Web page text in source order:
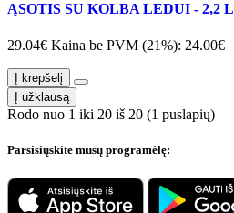
ĄSOTIS SU KOLBA LEDUI - 2,2 L
29.04€ Kaina be PVM (21%): 24.00€
Į krepšelį
Į užklausą
Rodo nuo 1 iki 20 iš 20 (1 puslapių)
Parsisiųskite mūsų programėlę: